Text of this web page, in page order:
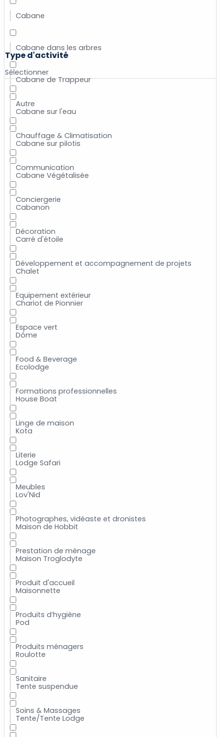
Cabane
Cabane dans les arbres
Cabane de Trappeur
Cabane sur l'eau
Cabane sur pilotis
Cabane Végétalisée
Cabanon
Carré d'étoile
Chalet
Chariot de Pionnier
Dôme
Ecolodge
House Boat
Kota
Lodge Safari
Lov'Nid
Maison de Hobbit
Maison Troglodyte
Maisonnette
Pod
Roulotte
Tente suspendue
Tente/Tente Lodge
Type d'activité
Sélectionner
Autre
Chauffage & Climatisation
Communication
Conciergerie
Décoration
Développement et accompagnement de projets
Equipement extérieur
Espace vert
Food & Beverage
Formations professionnelles
Linge de maison
Literie
Meubles
Photographes, vidéaste et dronistes
Prestation de ménage
Produit d'accueil
Produits d’hygiène
Produits ménagers
Sanitaire
Soins & Massages